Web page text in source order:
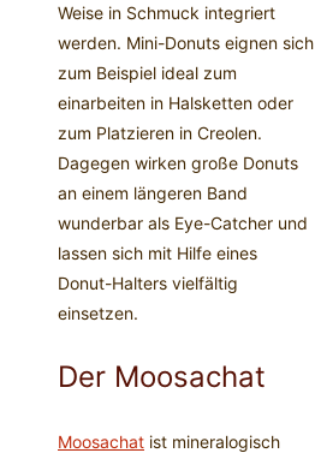
Weise in Schmuck integriert
werden. Mini-Donuts eignen sich
zum Beispiel ideal zum
einarbeiten in Halsketten oder
zum Platzieren in Creolen.
Dagegen wirken große Donuts
an einem längeren Band
wunderbar als Eye-Catcher und
lassen sich mit Hilfe eines
Donut-Halters vielfältig
einsetzen.
Der Moosachat
Moosachat ist mineralogisch